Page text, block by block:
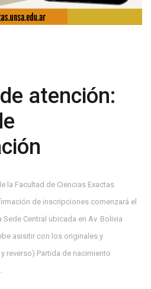
atención:
la Facultad de Ciencias Exactas
de inscripciones comenzará el
Central ubicada en Av. Bolivia
asisitir con los originales y
reverso) Partida de nacimiento